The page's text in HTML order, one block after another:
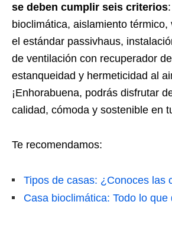
se deben cumplir seis criterios
bioclimática, aislamiento térmico,
el estándar passivhaus,
de ventilación con recuperador
estanqueidad y hermeticidad al
¡Enhorabuena, podrás disfrutar
calidad, cómoda y sostenible en
Te recomendamos:
Tipos de casas: ¿Conoces las
Casa bioclimática: Todo lo que